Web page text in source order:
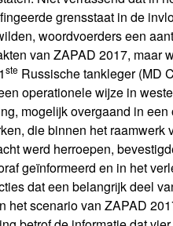
grensstaat in de
woordvoerders een
van ZAPAD 2017, maar
ste Russische tankleger (MD
operationele wijze in
mogelijk overgaand in
die binnen het
werd herroepen,
geïnformeerd en in het
dat een belangrijk deel
het scenario van ZAPAD